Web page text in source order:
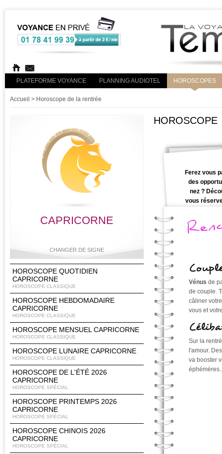
PLATEFORME VOYANCE PLANNING AUDIOTEL HOROSCOPES
Accueil > Horoscope de la rentrée
CAPRICORNE
CHANGER DE SIGNE
Lion Vierge
Sagittaire Capricorne
HOROSCOPE QUOTIDIEN
CAPRICORNE
HOROSCOPE CLASSIQUE
HOROSCOPE HEBDOMADAIRE
CAPRICORNE
HOROSCOPE CLASSIQUE
HOROSCOPE MENSUEL CAPRICORNE
HOROSCOPE CLASSIQUE
HOROSCOPE LUNAIRE CAPRICORNE
HOROSCOPE CLASSIQUE
HOROSCOPE DE L'ÉTÉ 2026
CAPRICORNE
HOROSCOPE SPÉCIAL
HOROSCOPE PRINTEMPS 2026
CAPRICORNE
HOROSCOPE SPÉCIAL
HOROSCOPE CHINOIS 2026
CAPRICORNE
HOROSCOPE SPÉCIAL
HOROSCOPE
Ferez vous
des
nez ?
vous
Vénus de
de couple.
câliner
vous et
Sur la
l'amour.
va booster